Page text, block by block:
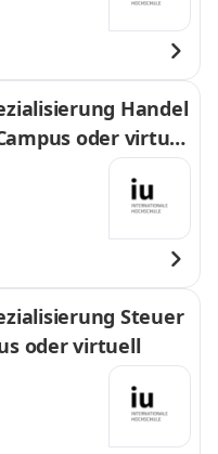
Handel
oder virtuel
Steuer
oder virtuell